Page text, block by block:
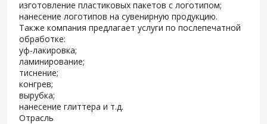
изготовление пластиковых пакетов с логотипом;
нанесение логотипов на сувенирную продукцию.
Также компания предлагает услуги по послепечатной
обработке:
уф-лакировка;
ламинирование;
тиснение;
конгрев;
вырубка;
нанесение глиттера и т.д.
Отрасль